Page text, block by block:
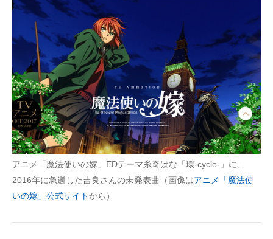
企業ITのトレンドを詳説
経営リーダーのコミュニティ
マーケ×ITの今がよく分かる
ITエンジニア向け専門サイト
企業向けIT製品の総合サイト
IT製品の技術・比較・事例
製造業のIT導入・活用を支援
モノづくり技術者専門サイト
エレクトロニクス専門サイト
アニメ「魔法使いの嫁」EDテーマ糸奇はな「環-cycle-」に、
2016年に急逝した吉良さんの未発表曲（画像はアニメ「魔法使
いの嫁」公式サイトから）